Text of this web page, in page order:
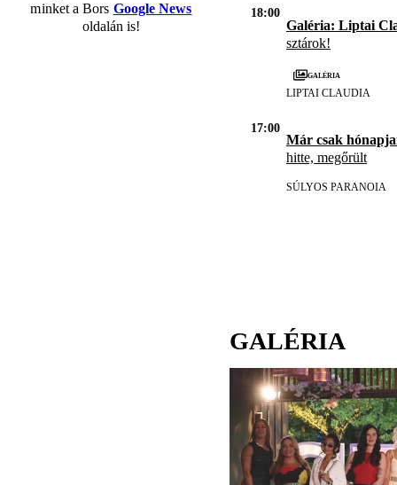
minket a Bors Google News
oldalán is!
18:00
Galéria: Liptai
sztárok!
Galéria
LIPTAI CLAUDIA
17:00
Már csak
hitte, megőrült
SÚLYOS PARANOIA
GALÉRIA